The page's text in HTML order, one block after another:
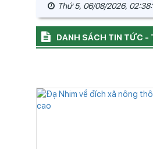
Thứ 5, 06/08/2026,
DANH SÁCH TIN TỨC -